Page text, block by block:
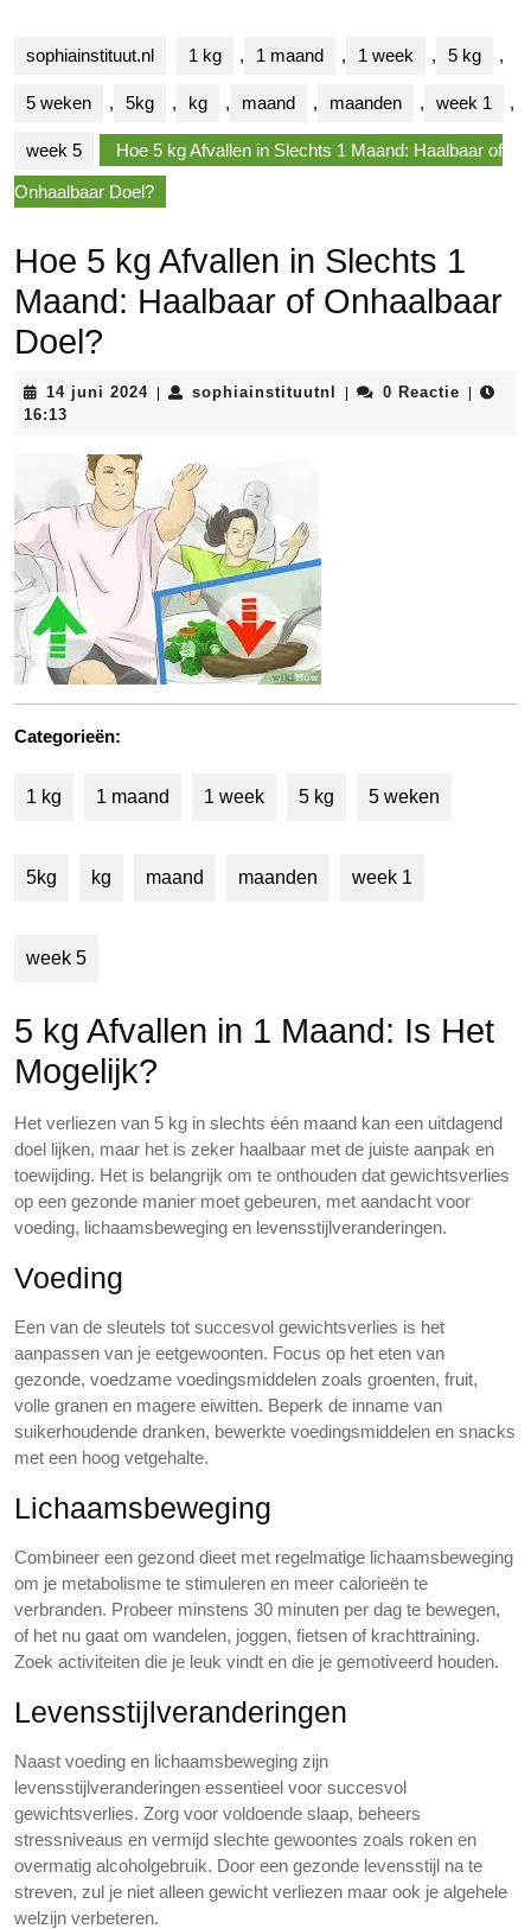
sophiainstituut.nl 1 kg , 1 maand , 1 week , 5 kg ,
5 weken , 5kg , kg , maand , maanden , week 1 ,
week 5 Hoe 5 kg Afvallen in Slechts 1 Maand: Haalbaar of
Onhaalbaar Doel?
Hoe 5 kg Afvallen in Slechts 1
Maand: Haalbaar of Onhaalbaar
Doel?
14 juni 202414
sophiainstituutnl sophiainstituutnl
0 Reactie
16:13
Categorieën:
1 kg 1 maand 1 week 5 kg 5 weken
5kg kg maand maanden week 1
week 5
5 kg Afvallen in 1 Maand: Is Het
Mogelijk?
Het verliezen van 5 kg in slechts één maand kan een uitdagend
doel lijken, maar het is zeker haalbaar met de juiste aanpak en
toewijding. Het is belangrijk om te onthouden dat gewichtsverlies
op een gezonde manier moet gebeuren, met aandacht voor
voeding, lichaamsbeweging en levensstijlveranderingen.
Voeding
Een van de sleutels tot succesvol gewichtsverlies is het
aanpassen van je eetgewoonten. Focus op het eten van
gezonde, voedzame voedingsmiddelen zoals groenten, fruit,
volle granen en magere eiwitten. Beperk de inname van
suikerhoudende dranken, bewerkte voedingsmiddelen en snacks
met een hoog vetgehalte.
Lichaamsbeweging
Combineer een gezond dieet met regelmatige lichaamsbeweging
om je metabolisme te stimuleren en meer calorieën te
verbranden. Probeer minstens 30 minuten per dag te bewegen,
of het nu gaat om wandelen, joggen, fietsen of krachttraining.
Zoek activiteiten die je leuk vindt en die je gemotiveerd houden.
Levensstijlveranderingen
Naast voeding en lichaamsbeweging zijn
levensstijlveranderingen essentieel voor succesvol
gewichtsverlies. Zorg voor voldoende slaap, beheers
stressniveaus en vermijd slechte gewoontes zoals roken en
overmatig alcoholgebruik. Door een gezonde levensstijl na te
streven, zul je niet alleen gewicht verliezen maar ook je algehele
welzijn verbeteren.